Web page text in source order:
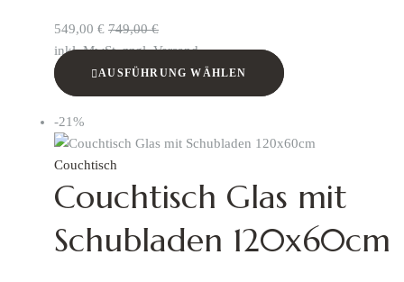
549,00 € 749,00€
inkl. MwSt. zzgl. Versand
AUSFÜHRUNG WÄHLEN
-21%
Couchtisch
Couchtisch Glas mit
Schubladen 120x60cm